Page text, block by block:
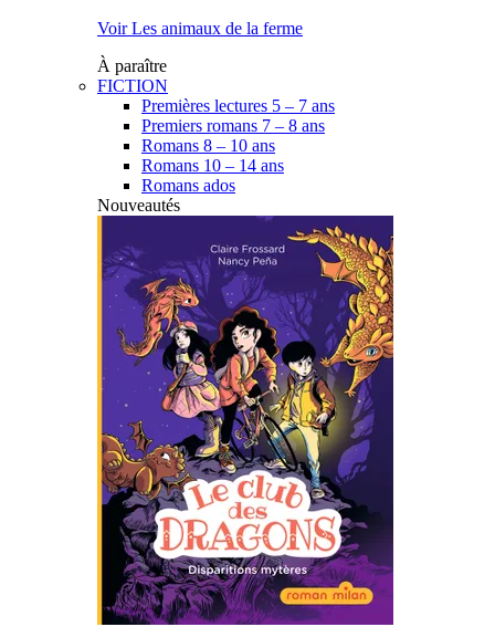
Voir Les animaux de la ferme
À paraître
FICTION
Premières lectures 5 – 7 ans
Premiers romans 7 – 8 ans
Romans 8 – 10 ans
Romans 10 – 14 ans
Romans ados
Nouveautés